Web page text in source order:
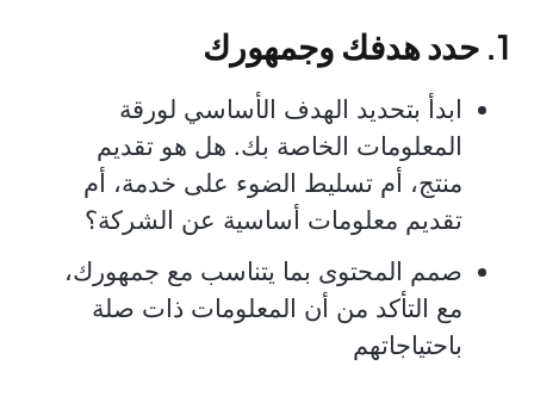
1. حدد هدفك وجمهورك
ابدأ بتحديد الهدف الأساسي لورقة
المعلومات الخاصة بك. هل هو تقديم
منتج، أم تسليط الضوء على خدمة، أم
تقديم معلومات أساسية عن الشركة؟
صمم المحتوى بما يتناسب مع جمهورك،
مع التأكد من أن المعلومات ذات صلة
باحتياجاتهم